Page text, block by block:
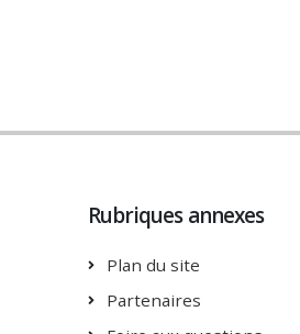
Rubriques annexes
Plan du site
Partenaires